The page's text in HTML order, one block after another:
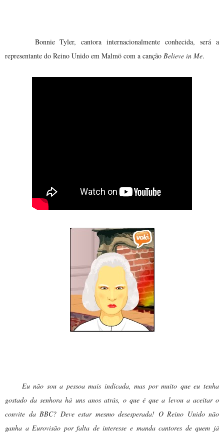
Bonnie Tyler, cantora internacionalmente conhecida, será a
representante do Reino Unido em Malmö com a canção Believe in Me.
Eu não sou a pessoa mais indicada, mas por muito que eu tenha
gostado da senhora há uns anos atrás, o que é que a levou a aceitar o
convite da BBC? Deve estar mesmo desesperada! O Reino Unido não
ganha a Eurovisão por falta de interesse e manda cantores de quem já